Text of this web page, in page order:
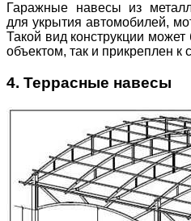
Гаражные навесы из
для укрытия автомобилей,
Такой вид конструкции
объектом, так и прикреплен к
4. Террасные навесы